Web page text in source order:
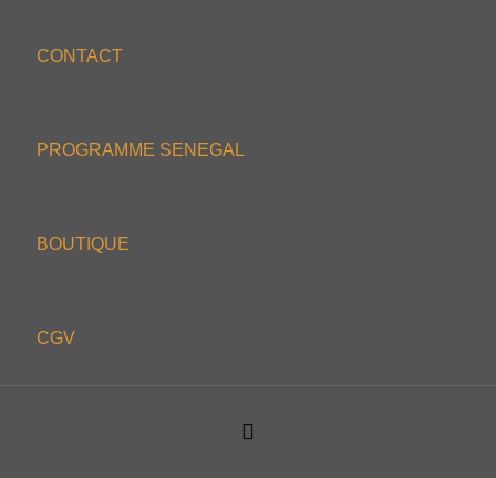
CONTACT
PROGRAMME SENEGAL
BOUTIQUE
CGV